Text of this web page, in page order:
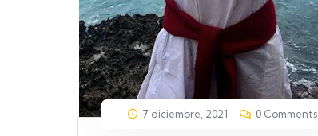
7 diciembre, 2021 0 Comments